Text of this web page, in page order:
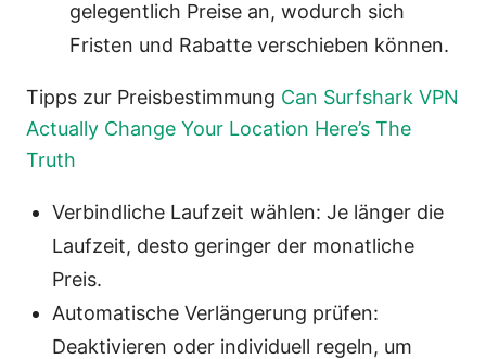
gelegentlich Preise an, wodurch sich
Fristen und Rabatte verschieben können.
Tipps zur Preisbestimmung Can Surfshark VPN
Actually Change Your Location Here’s The
Truth
Verbindliche Laufzeit wählen: Je länger die
Laufzeit, desto geringer der monatliche
Preis.
Automatische Verlängerung prüfen:
Deaktivieren oder individuell regeln, um